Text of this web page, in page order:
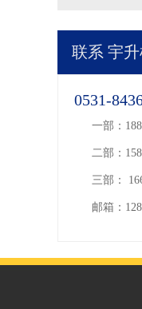
联系 宇
0531-
一部：
二部：
三部：
邮箱：